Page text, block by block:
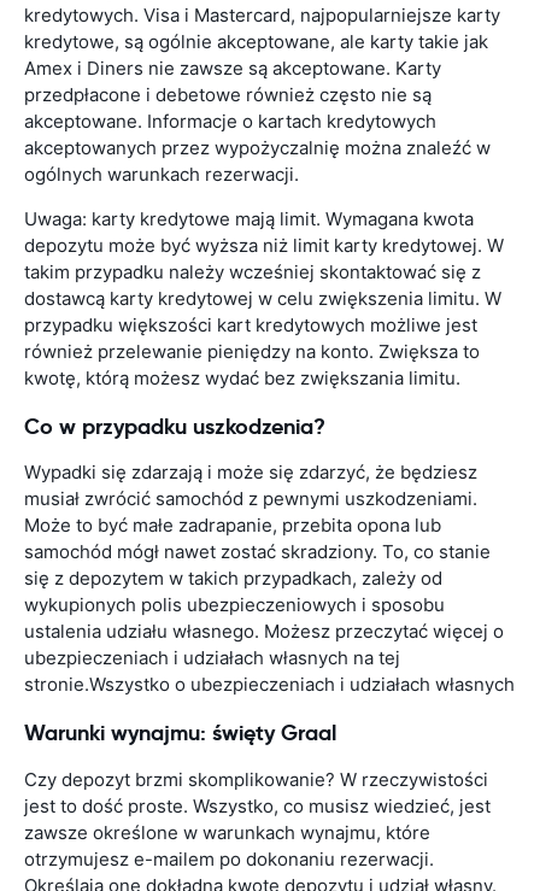
kredytowych. Visa i Mastercard, najpopularniejsze karty
kredytowe, są ogólnie akceptowane, ale karty takie jak
Amex i Diners nie zawsze są akceptowane. Karty
przedpłacone i debetowe również często nie są
akceptowane. Informacje o kartach kredytowych
akceptowanych przez wypożyczalnię można znaleźć w
ogólnych warunkach rezerwacji.
Uwaga: karty kredytowe mają limit. Wymagana kwota
depozytu może być wyższa niż limit karty kredytowej. W
takim przypadku należy wcześniej skontaktować się z
dostawcą karty kredytowej w celu zwiększenia limitu. W
przypadku większości kart kredytowych możliwe jest
również przelewanie pieniędzy na konto. Zwiększa to
kwotę, którą możesz wydać bez zwiększania limitu.
Co w przypadku uszkodzenia?
Wypadki się zdarzają i może się zdarzyć, że będziesz
musiał zwrócić samochód z pewnymi uszkodzeniami.
Może to być małe zadrapanie, przebita opona lub
samochód mógł nawet zostać skradziony. To, co stanie
się z depozytem w takich przypadkach, zależy od
wykupionych polis ubezpieczeniowych i sposobu
ustalenia udziału własnego. Możesz przeczytać więcej o
ubezpieczeniach i udziałach własnych na tej
stronie.Wszystko o ubezpieczeniach i udziałach własnych
Warunki wynajmu: święty Graal
Czy depozyt brzmi skomplikowanie? W rzeczywistości
jest to dość proste. Wszystko, co musisz wiedzieć, jest
zawsze określone w warunkach wynajmu, które
otrzymujesz e-mailem po dokonaniu rezerwacji.
Określają one dokładną kwotę depozytu i udział własny.